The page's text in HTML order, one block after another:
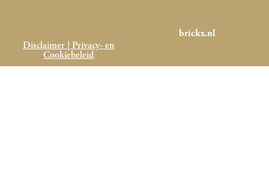
Disclaimer | Privacy- en
Cookiebeleid
brickx.nl